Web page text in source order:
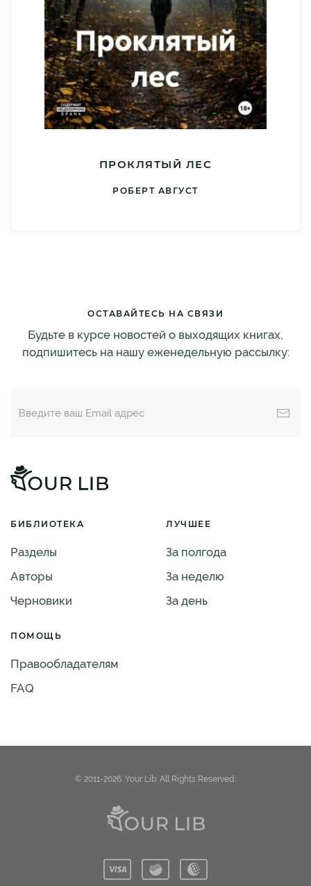
ПРОКЛЯТЫЙ ЛЕС
РОБЕРТ АВГУСТ
ОСТАВАЙТЕСЬ НА СВЯЗИ
Будьте в курсе новостей о выходящих книгах,
подпишитесь на нашу еженедельную рассылку:
БИБЛИОТЕКА
Разделы
Авторы
Черновики
ЛУЧШЕЕ
За полгода
За неделю
За день
ПОМОЩЬ
Правообладателям
FAQ
© 2011-2026. Your Lib. All Rights Reserved.